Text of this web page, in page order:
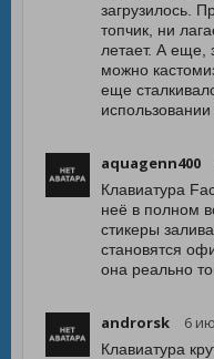
загрузилось.
топчик, ни
летает. А еще,
можно
еще
aquagenn400
Клавиатура
неё в полном
стикеры
становятся
она реально
androrsk 6
Клавиатура